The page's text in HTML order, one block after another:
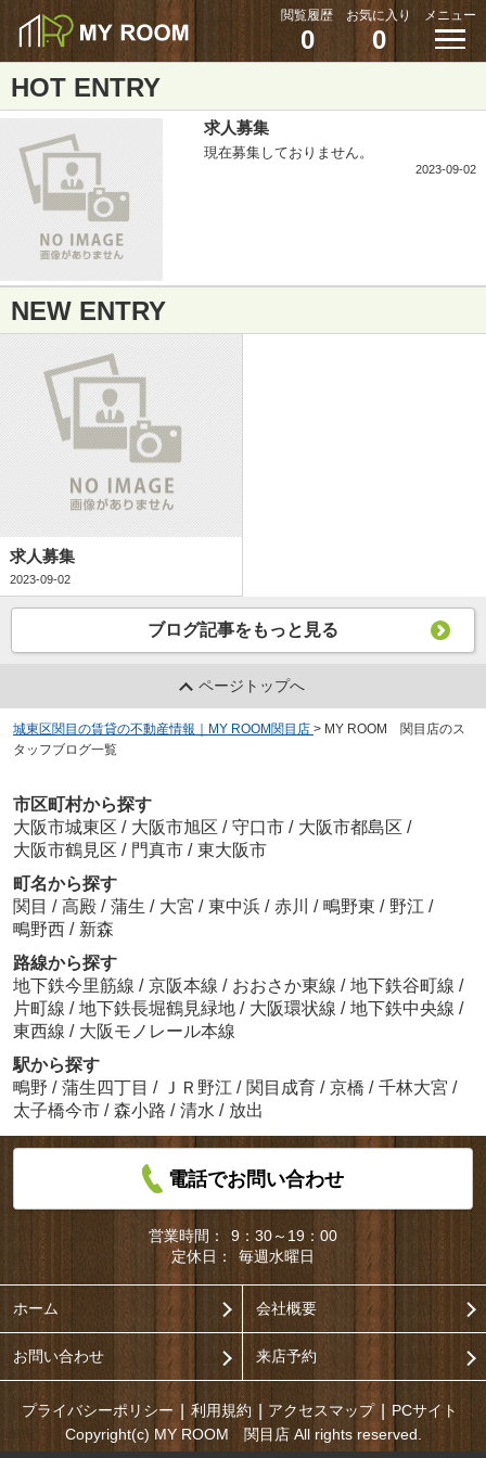
閲覧履歴
0
お気に入り
0
メニュー
HOT ENTRY
求人募集
現在募集しておりません。
2023-09-02
NEW ENTRY
求人募集
2023-09-02
ブログ記事をもっと見る
ページトップへ
城東区関目の賃貸の不動産情報｜MY ROOM関目店 > MY ROOM 関目店のス
タッフブログ一覧
市区町村から探す
大阪市城東区 / 大阪市旭区 / 守口市 / 大阪市都島区 /
大阪市鶴見区 / 門真市 / 東大阪市
町名から探す
関目 / 高殿 / 蒲生 / 大宮 / 東中浜 / 赤川 / 鴫野東 / 野江 /
鴫野西 / 新森
路線から探す
地下鉄今里筋線 / 京阪本線 / おおさか東線 / 地下鉄谷町線 /
片町線 / 地下鉄長堀鶴見緑地 / 大阪環状線 / 地下鉄中央線 /
東西線 / 大阪モノレール本線
駅から探す
鴫野 / 蒲生四丁目 / ＪＲ野江 / 関目成育 / 京橋 / 千林大宮 /
太子橋今市 / 森小路 / 清水 / 放出
電話でお問い合わせ
営業時間：
9：30～19：00
定休日：
毎週水曜日
ホーム 会社概要
お問い合わせ 来店予約
プライバシーポリシー 利用規約 アクセスマップ
PCサイト
Copyright(c) MY ROOM 関目店 All rights reserved.